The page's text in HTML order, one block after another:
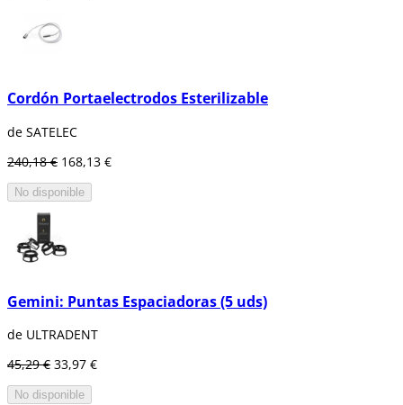
Cordón Portaelectrodos Esterilizable
de SATELEC
240,18 € 168,13 €
No disponible
Gemini: Puntas Espaciadoras (5 uds)
de ULTRADENT
45,29 € 33,97 €
No disponible